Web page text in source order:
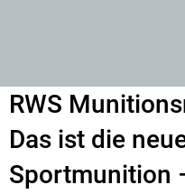
RWS
Das ist die
Sportmunition